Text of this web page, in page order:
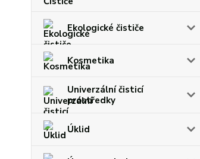
Ekologické čističe
Kosmetika
Univerzální čisticí
prostředky
Úklid